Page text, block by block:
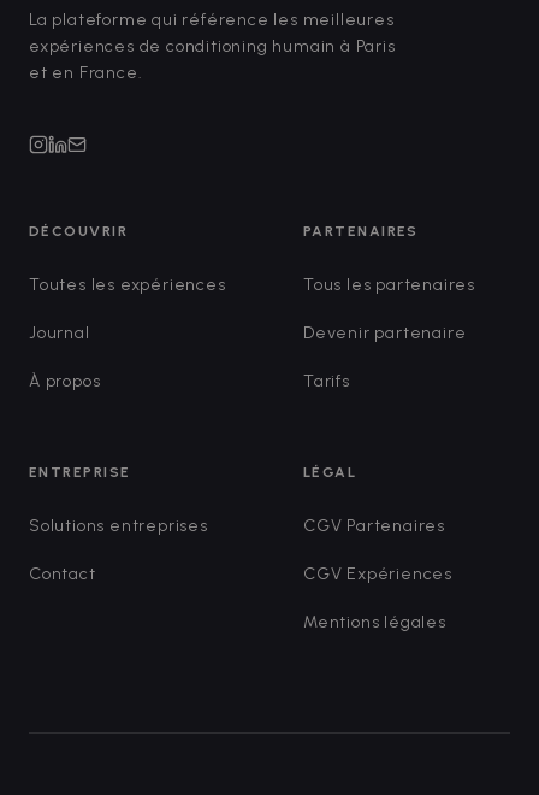
La plateforme qui référence les meilleures
expériences de conditioning humain à Paris
et en France.
DÉCOUVRIR
Toutes les expériences
Journal
À propos
PARTENAIRES
Tous les partenaires
Devenir partenaire
Tarifs
ENTREPRISE
Solutions entreprises
Contact
LÉGAL
CGV Partenaires
CGV Expériences
Mentions légales